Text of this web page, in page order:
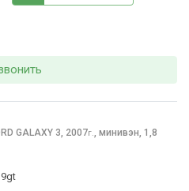
GALAXY 3, 2007г., минивэн, 1,8